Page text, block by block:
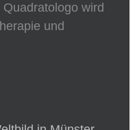
wird
und